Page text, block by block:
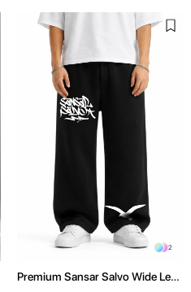
2
Premium Sansar Salvo Wide Leg